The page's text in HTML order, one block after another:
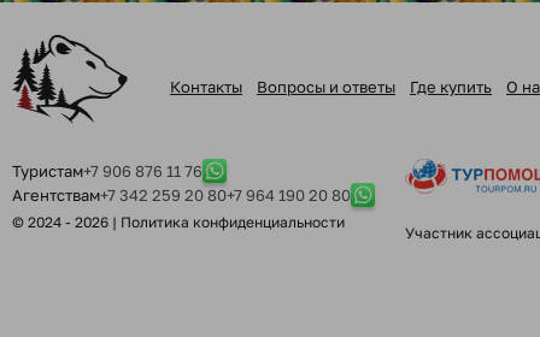
Контакты Вопросы и ответы Где купить О
Туристам+7 906 876 11 76
Агентствам+7 342 259 20 80+7 964 190 20 80
© 2024 - 2026 | Политика конфиденциальности
Участник